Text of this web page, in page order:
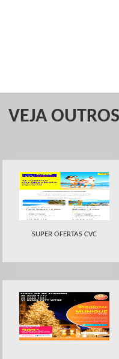
VEJA
SUPER OFERTAS CVC